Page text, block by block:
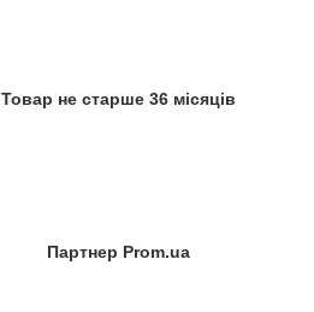
Товар не старше 36 місяців
Партнер Prom.ua